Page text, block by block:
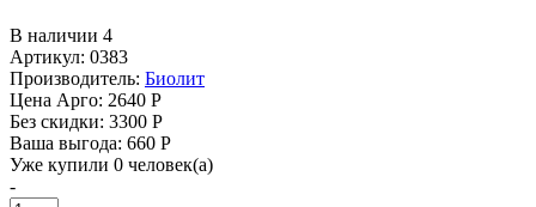
В наличии 4
Артикул: 0383
Производитель: Биолит
Цена Арго: 2640 Р
Без скидки: 3300 Р
Ваша выгода: 660 Р
Уже купили 0 человек(а)
-